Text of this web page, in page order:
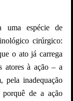
uma espécie de
cirúrgico:
o ato já carrega
atores à ação – a
pela inadequação
de a ação